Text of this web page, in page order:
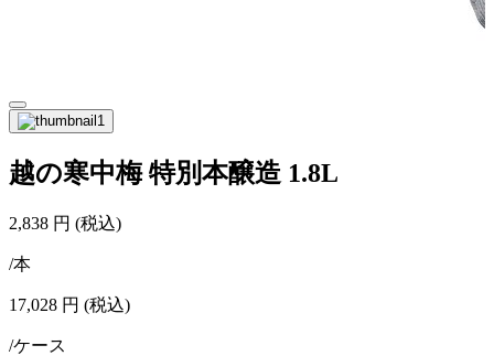
越の寒中梅 特別本醸造 1.8L
2,838 円 (税込)
/本
17,028 円 (税込)
/ケース